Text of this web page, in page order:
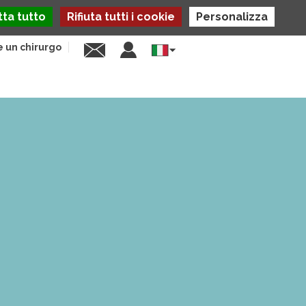
un chirurgo
Select
your
tutto Rifiuta tutti i cookie Personalizza